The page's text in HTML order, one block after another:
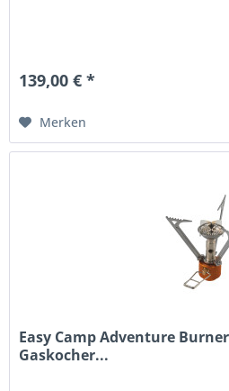
139,00 € *
Merken
Easy Camp Adventure
Gaskocher...